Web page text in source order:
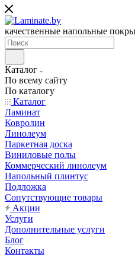
качественные напольные
Каталог
По всему сайту
По каталогу
Каталог
Ламинат
Ковролин
Линолеум
Паркетная доска
Виниловые полы
Коммерческий линолеум
Напольный плинтус
Подложка
Сопутствующие товары
Акции
Услуги
Дополнительные услуги
Блог
Контакты